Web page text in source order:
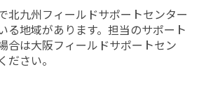
北九州フィールドサポートセンター
る地域があります。担当のサポート
合は大阪フィールドサポートセン
さい。